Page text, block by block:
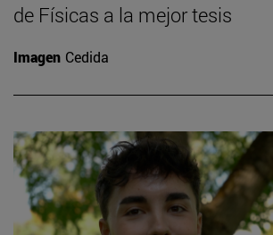
de Físicas a la mejor tesis
Imagen Cedida